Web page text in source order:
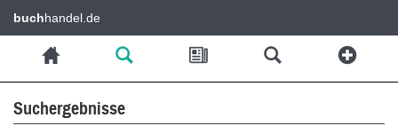
buchhandel.de
Suchergebnisse